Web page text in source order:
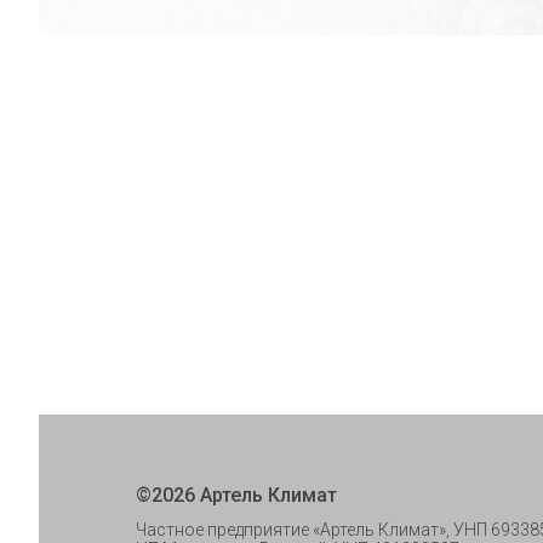
©2026 Артель Климат
Частное предприятие «Артель Климат», УНП